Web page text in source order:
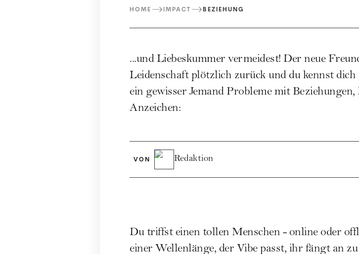
HOME IMPACT BEZIEHUNG
...und Liebeskummer vermeidest! Der neue
Leidenschaft plötzlich zurück und du kennst
ein gewisser Jemand Probleme mit
Anzeichen:
VON Redaktion
Du triffst einen tollen Menschen - online oder
einer Wellenlänge, der Vibe passt, ihr fängt an